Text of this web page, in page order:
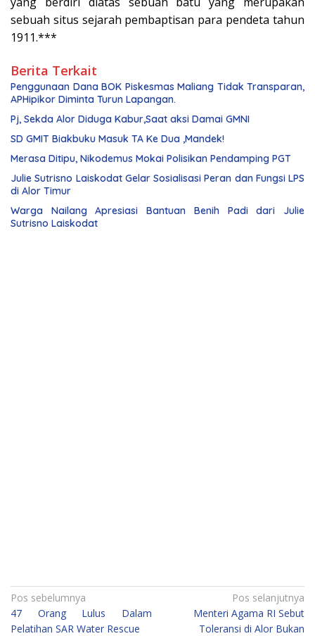
sebuah situs sejarah pembaptisan para pendeta tahun
1911.***
Berita Terkait
Penggunaan Dana BOK Piskesmas Maliang Tidak Transparan,
APHipikor Diminta Turun Lapangan.
Pj, Sekda Alor Diduga Kabur,Saat aksi Damai GMNI
SD GMIT Biakbuku Masuk TA Ke Dua ,Mandek!
Merasa Ditipu, Nikodemus Mokai Polisikan Pendamping PGT
Julie Sutrisno Laiskodat Gelar Sosialisasi Peran dan Fungsi LPS
di Alor Timur
Warga Nailang Apresiasi Bantuan Benih Padi dari Julie
Sutrisno Laiskodat
Navigasi
pos
Pos sebelumnya
47 Orang Lulus Dalam
Pelatihan SAR Water Rescue
Pos selanjutnya
Menteri Agama RI Sebut
Toleransi di Alor Bukan